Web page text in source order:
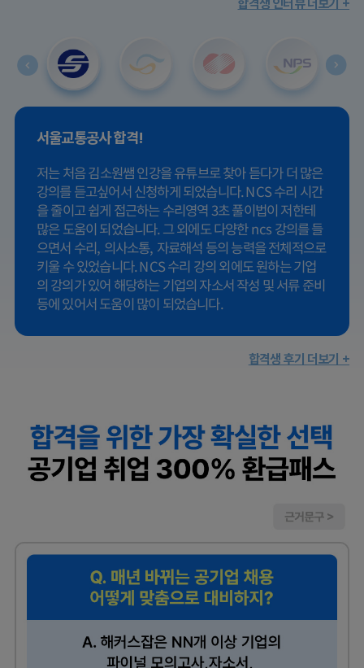
합격생 인터뷰 더보기 +
서울교통공사합격!
저는 처음 김소원쌤 인강을 유튜브로 찾아 듣다가 더 많은
강의를 듣고싶어서 신청하게 되었습니다. NCS 수리 시간
을 줄이고 쉽게 접근하는 수리영역 3초 풀이법이 저한테
많은 도움이 되었습니다. 그 외에도 다양한 ncs 강의를 들
으면서 수리, 의사소통, 자료해석 등의 능력을 전체적으로
키울 수 있었습니다. NCS 수리 강의 외에도 원하는 기업
의 강의가 있어 해당하는 기업의 자소서 작성 및 서류 준비
등에 있어서 도움이 많이 되었습니다.
합격생 후기 더보기 +